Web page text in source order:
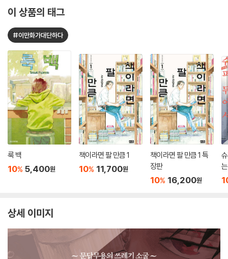
이 상품의 태그
#이만화가대단하다
룩 백
10% 5,400원
책이라면 팔 만큼 1
10% 11,700원
책이라면 팔 만큼 1 특
장판
10% 16,200원
상세 이미지